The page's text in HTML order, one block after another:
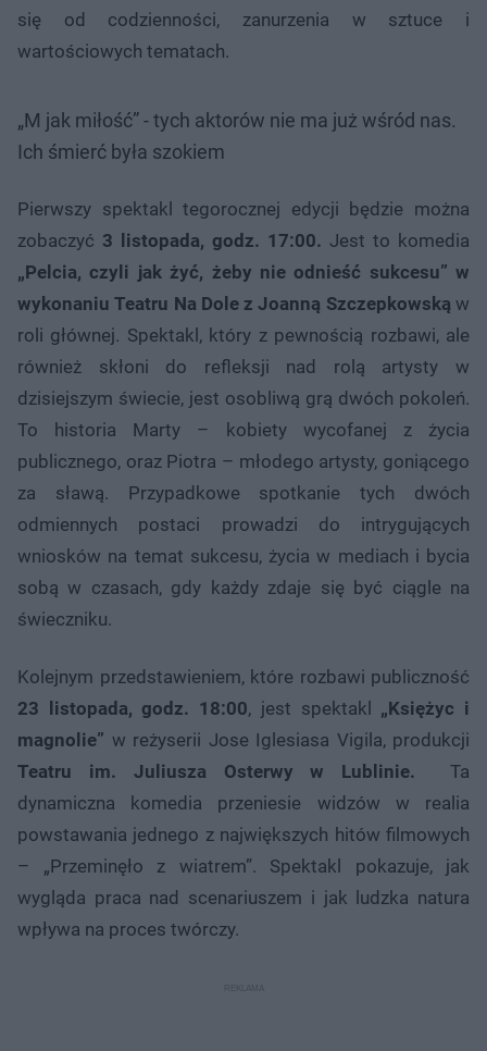
się od codzienności, zanurzenia w sztuce i
wartościowych tematach.
„M jak miłość” - tych aktorów nie ma już wśród nas.
Ich śmierć była szokiem
Pierwszy spektakl tegorocznej edycji będzie można
zobaczyć 3 listopada, godz. 17:00. Jest to komedia
„Pelcia, czyli jak żyć, żeby nie odnieść sukcesu” w
wykonaniu Teatru Na Dole z Joanną Szczepkowską w
roli głównej. Spektakl, który z pewnością rozbawi, ale
również skłoni do refleksji nad rolą artysty w
dzisiejszym świecie, jest osobliwą grą dwóch pokoleń.
To historia Marty – kobiety wycofanej z życia
publicznego, oraz Piotra – młodego artysty, goniącego
za sławą. Przypadkowe spotkanie tych dwóch
odmiennych postaci prowadzi do intrygujących
wniosków na temat sukcesu, życia w mediach i bycia
sobą w czasach, gdy każdy zdaje się być ciągle na
świeczniku.
Kolejnym przedstawieniem, które rozbawi publiczność
23 listopada, godz. 18:00, jest spektakl „Księżyc i
magnolie” w reżyserii Jose Iglesiasa Vigila, produkcji
Teatru im. Juliusza Osterwy w Lublinie. Ta
dynamiczna komedia przeniesie widzów w realia
powstawania jednego z największych hitów filmowych
– „Przeminęło z wiatrem”. Spektakl pokazuje, jak
wygląda praca nad scenariuszem i jak ludzka natura
wpływa na proces twórczy.